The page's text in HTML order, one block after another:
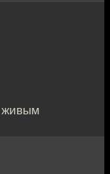
живым